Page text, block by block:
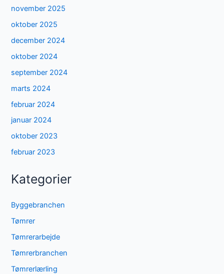
november 2025
oktober 2025
december 2024
oktober 2024
september 2024
marts 2024
februar 2024
januar 2024
oktober 2023
februar 2023
Kategorier
Byggebranchen
Tømrer
Tømrerarbejde
Tømrerbranchen
Tømrerlærling